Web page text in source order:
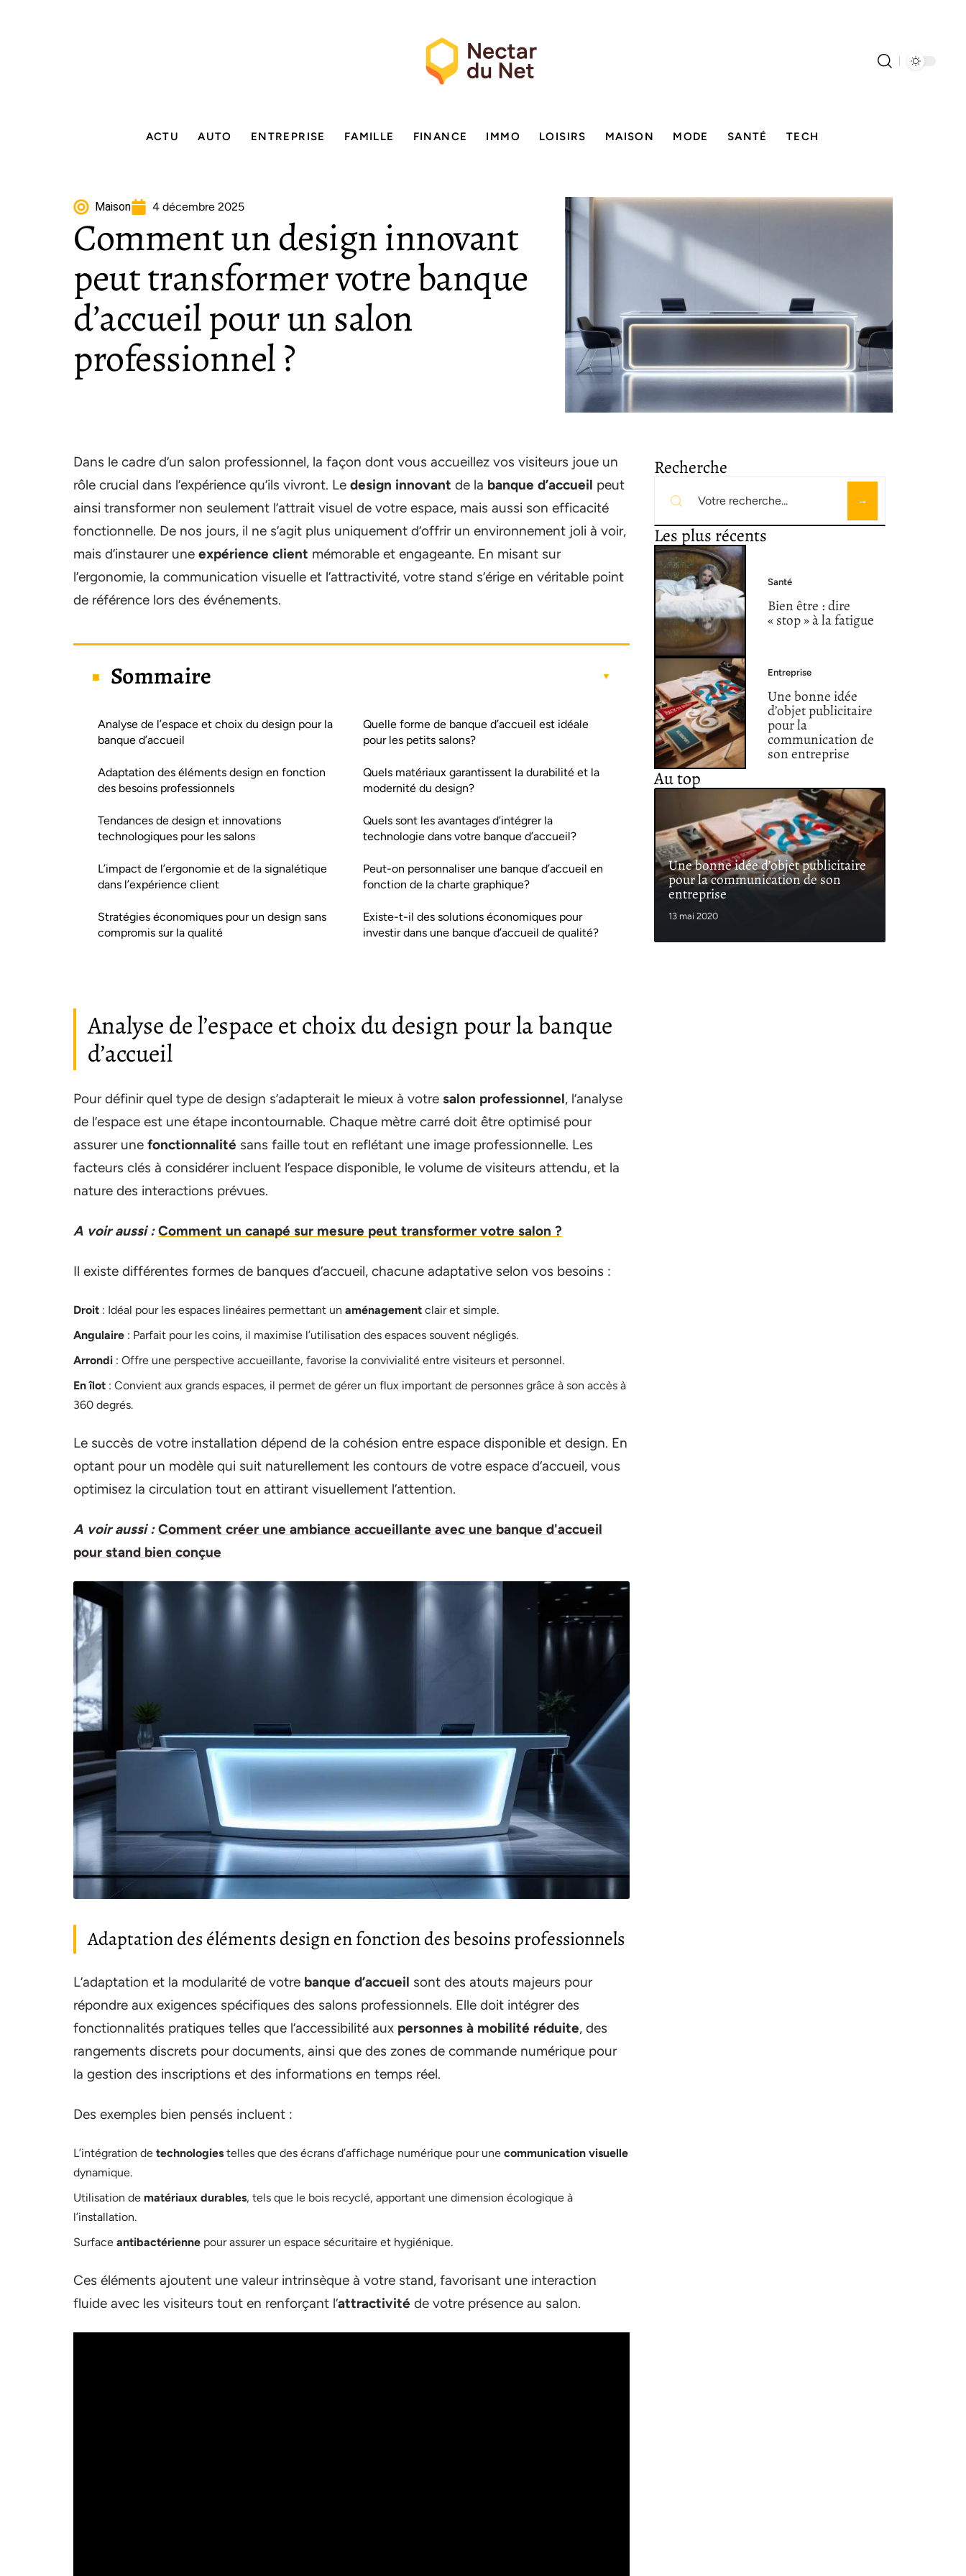
ACTU AUTO ENTREPRISE FAMILLE FINANCE IMMO LOISIRS MAISON MODE SANTÉ TECH
Maison 4 décembre 2025
Comment un design innovant
peut transformer votre banque
d’accueil pour un salon
professionnel ?
Dans le cadre d’un salon professionnel, la façon dont vous accueillez vos visiteurs joue un
rôle crucial dans l’expérience qu’ils vivront. Le design innovant de la banque d’accueil peut
ainsi transformer non seulement l’attrait visuel de votre espace, mais aussi son efficacité
fonctionnelle. De nos jours, il ne s’agit plus uniquement d’offrir un environnement joli à voir,
mais d’instaurer une expérience client mémorable et engageante. En misant sur
l’ergonomie, la communication visuelle et l’attractivité, votre stand s’érige en véritable point
de référence lors des événements.
Sommaire
Analyse de l’espace et choix du design pour la
banque d’accueil
Adaptation des éléments design en fonction
des besoins professionnels
Tendances de design et innovations
technologiques pour les salons
L’impact de l’ergonomie et de la signalétique
dans l’expérience client
Stratégies économiques pour un design sans
compromis sur la qualité
Quelle forme de banque d’accueil est idéale
pour les petits salons?
Quels matériaux garantissent la durabilité et la
modernité du design?
Quels sont les avantages d’intégrer la
technologie dans votre banque d’accueil?
Peut-on personnaliser une banque d’accueil en
fonction de la charte graphique?
Existe-t-il des solutions économiques pour
investir dans une banque d’accueil de qualité?
Analyse de l’espace et choix du design pour la banque
d’accueil
Pour définir quel type de design s’adapterait le mieux à votre salon professionnel, l’analyse
de l’espace est une étape incontournable. Chaque mètre carré doit être optimisé pour
assurer une fonctionnalité sans faille tout en reflétant une image professionnelle. Les
facteurs clés à considérer incluent l’espace disponible, le volume de visiteurs attendu, et la
nature des interactions prévues.
A voir aussi : Comment un canapé sur mesure peut transformer votre salon ?
Il existe différentes formes de banques d’accueil, chacune adaptative selon vos besoins :
Droit : Idéal pour les espaces linéaires permettant un aménagement clair et simple.
Angulaire : Parfait pour les coins, il maximise l’utilisation des espaces souvent négligés.
Arrondi : Offre une perspective accueillante, favorise la convivialité entre visiteurs et personnel.
En îlot : Convient aux grands espaces, il permet de gérer un flux important de personnes grâce à son accès à
360 degrés.
Le succès de votre installation dépend de la cohésion entre espace disponible et design. En
optant pour un modèle qui suit naturellement les contours de votre espace d’accueil, vous
optimisez la circulation tout en attirant visuellement l’attention.
A voir aussi : Comment créer une ambiance accueillante avec une banque d'accueil
pour stand bien conçue
Adaptation des éléments design en fonction des besoins professionnels
L’adaptation et la modularité de votre banque d’accueil sont des atouts majeurs pour
répondre aux exigences spécifiques des salons professionnels. Elle doit intégrer des
fonctionnalités pratiques telles que l’accessibilité aux personnes à mobilité réduite, des
rangements discrets pour documents, ainsi que des zones de commande numérique pour
la gestion des inscriptions et des informations en temps réel.
Des exemples bien pensés incluent :
L’intégration de technologies telles que des écrans d’affichage numérique pour une communication visuelle
dynamique.
Utilisation de matériaux durables, tels que le bois recyclé, apportant une dimension écologique à
l’installation.
Surface antibactérienne pour assurer un espace sécuritaire et hygiénique.
Ces éléments ajoutent une valeur intrinsèque à votre stand, favorisant une interaction
fluide avec les visiteurs tout en renforçant l’attractivité de votre présence au salon.
Recherche
Les plus récents
Santé
Bien être : dire
« stop » à la fatigue
Entreprise
Une bonne idée
d’objet publicitaire
pour la
communication de
son entreprise
Au top
Une bonne idée d’objet publicitaire
pour la communication de son
entreprise
13 mai 2020